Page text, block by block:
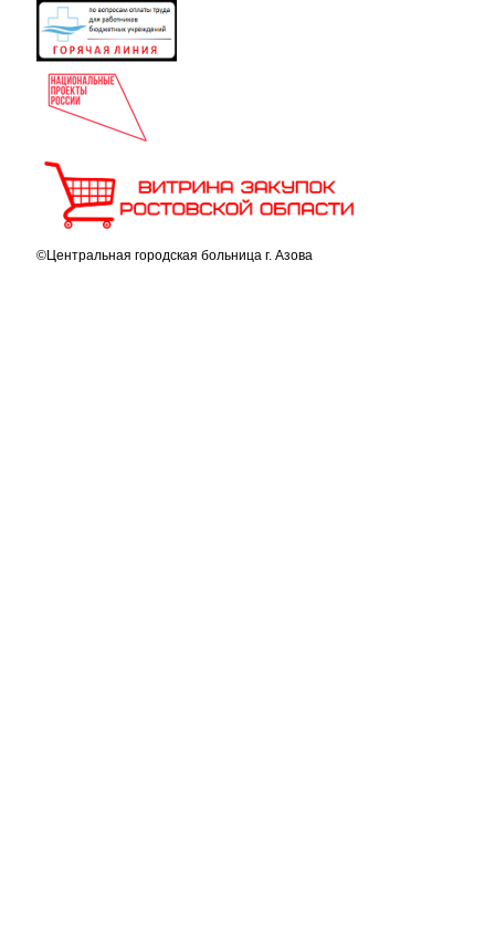
©Центральная городская больница г. Азова